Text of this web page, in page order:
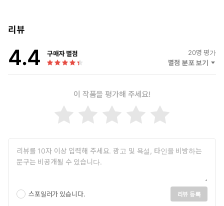
리뷰
4.4 구매자 별점 20명 평가
별점 분포 보기
이 작품을 평가해 주세요!
스포일러가 있습니다. 리뷰 등록